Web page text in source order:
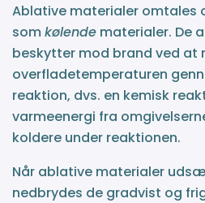
Ablative materialer omtales
somkølende materialer. De
beskytter mod brand ved at
overfladetemperaturen
reaktion, dvs. en kemisk
varmeenergi fra
koldere under reaktionen.
Når ablative materialer
nedbrydes de gradvist og